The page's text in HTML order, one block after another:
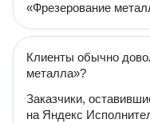
«Фрезерование
Клиенты обычно
металла»?
Заказчики,
на Яндекс